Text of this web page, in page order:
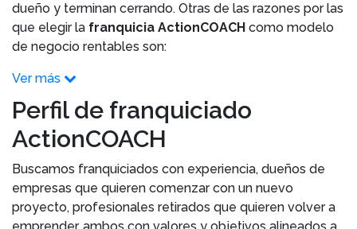
dueño y terminan cerrando. Otras de las razones por las
que elegir la franquicia ActionCOACH como modelo
de negocio rentables son:
Ver más
Perfil de franquiciado
ActionCOACH
Buscamos franquiciados con experiencia, dueños de
empresas que quieren comenzar con un nuevo
proyecto, profesionales retirados que quieren volver a